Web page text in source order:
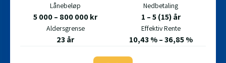
Lånebeløp
5 000 – 800 000 kr
Nedbetaling
1 – 5 (15) år
Aldersgrense
23 år
Effektiv Rente
10,43 % – 36,85 %